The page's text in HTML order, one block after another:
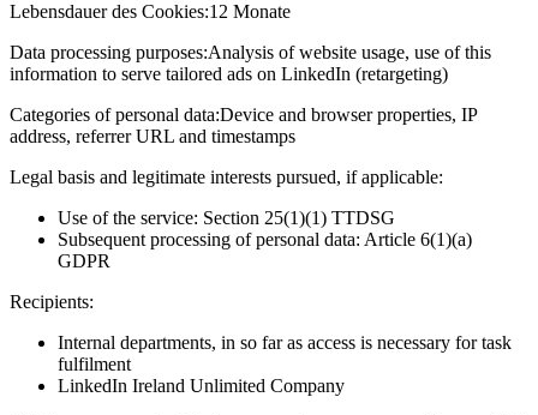
Lebensdauer des Cookies:12 Monate
Data processing purposes:Analysis of website usage, use of this
information to serve tailored ads on LinkedIn (retargeting)
Categories of personal data:Device and browser properties, IP
address, referrer URL and timestamps
Legal basis and legitimate interests pursued, if applicable:
Use of the service: Section 25(1)(1) TTDSG
Subsequent processing of personal data: Article 6(1)(a)
GDPR
Recipients:
Internal departments, in so far as access is necessary for task
fulfilment
LinkedIn Ireland Unlimited Company